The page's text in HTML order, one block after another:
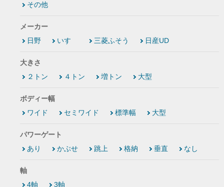
その他
メーカー
日野
いすゞ 三菱ふそう 日産UD
大きさ
２トン
４トン 増トン 大型
ボディー幅
ワイド
セミワイド 標準幅 大型
パワーゲート
あり
かぶせ 跳上 格納 垂直 なし
軸
4軸
3軸